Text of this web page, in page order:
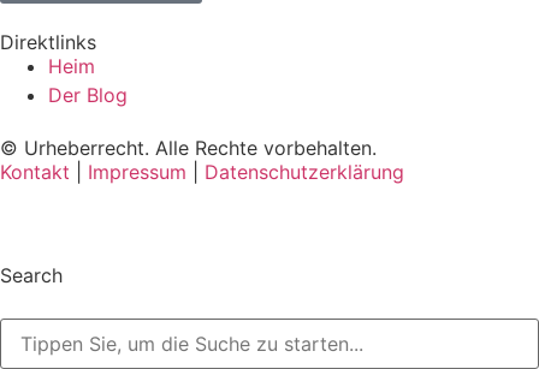
Direktlinks
Heim
Der Blog
© Urheberrecht. Alle Rechte vorbehalten.
Kontakt
Impressum Datenschutzerklärung
Search